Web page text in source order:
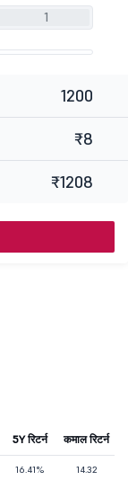
1200
₹8
₹1208
5Y रिटर्न कमाल रिटर्न
16.41% 14.32